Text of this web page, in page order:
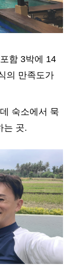
함 3박에 14
의 만족도가
숙소에서 묵
는 곳.